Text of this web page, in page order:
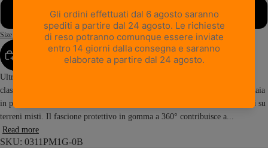
49
Size Guide
AGGIUNGI AL CARRELLO
Ultra Lite GTX RR racchiude l’essenza dello scarpone da hiking dal design
classico, unita alla qualità dell’artigianalità italiana. Realizzato con una tomaia
in pelle pieno fiore bottalata, offre comfort duraturo e prestazioni affidabili su
terreni misti. Il fascione protettivo in gomma a 360° contribuisce a...
Read more
SKU: 0311PM1G-0B